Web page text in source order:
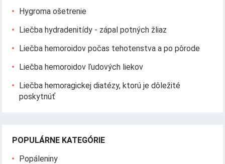
Hygroma ošetrenie
Liečba hydradenitídy - zápal potných žliaz
Liečba hemoroidov počas tehotenstva a po pôrode
Liečba hemoroidov ľudových liekov
Liečba hemoragickej diatézy, ktorú je dôležité
poskytnúť
POPULÁRNE KATEGÓRIE
Popáleniny